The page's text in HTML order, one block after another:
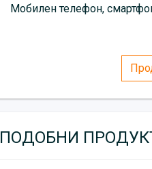
Мобилен телефон,
ПОДОБНИ